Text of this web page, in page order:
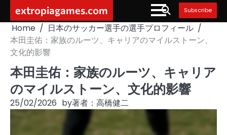
content
extropiagames.com Subscribe
Home
日本のサッカー選手の選手プロフィール
本田圭佑：家族のルーツ、キャリアのマイルストーン、
文化的影響
本田圭佑：家族のルーツ、キャリア
のマイルストーン、文化的影響
25/02/2026 by著者：高橋健二